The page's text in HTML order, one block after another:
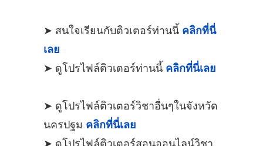
➤ สนใจเรียนกับติวเตอร์ท่านนี้ คลิกที่นี่
เลย
➤ ดูโปรไฟล์ติวเตอร์ท่านนี้ คลิกที่นี่เลย
➤ ดูโปรไฟล์ติวเตอร์วิชาอื่นๆในจังหวัด
นครปฐม คลิกที่นี่เลย